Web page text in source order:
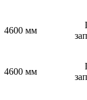
4600 мм
4600 мм